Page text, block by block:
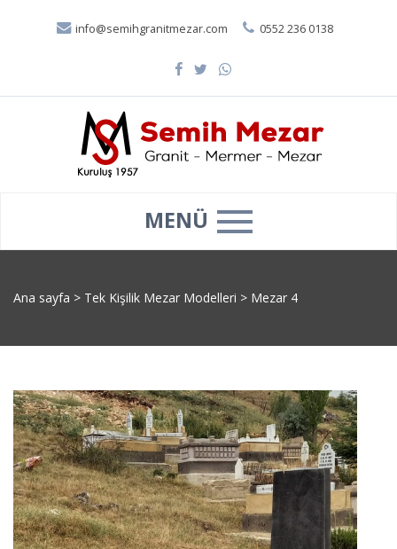
info@semihgranitmezar.com 0552 236 0138
MENÜ
Ana sayfa > Tek Kişilik Mezar Modelleri > Mezar 4